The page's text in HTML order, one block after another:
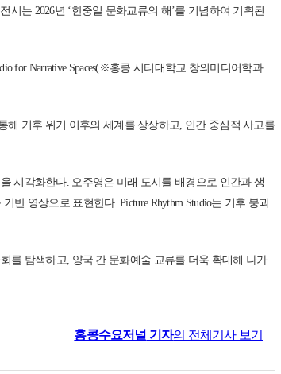
시는 2026년 ‘한중일 문화교류의 해’를 기념하여 기획된
for Narrative Spaces(※홍콩 시티대학교 창의미디어학과
해 기후 위기 이후의 세계를 상상하고, 인간 중심적 사고를
시각화한다. 오주영은 미래 도시를 배경으로 인간과 생
영상으로 표현한다. Picture Rhythm Studio는 기후 붕괴
를 탐색하고, 양국 간 문화예술 교류를 더욱 확대해 나가
홍콩수요저널 기자의 전체기사 보기